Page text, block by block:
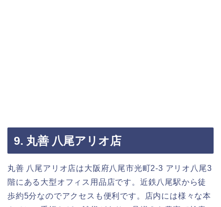
9. 丸善 八尾アリオ店
丸善 八尾アリオ店は大阪府八尾市光町2-3 アリオ八尾3
階にある大型オフィス用品店です。近鉄八尾駅から徒
歩約5分なのでアクセスも便利です。店内には様々な本